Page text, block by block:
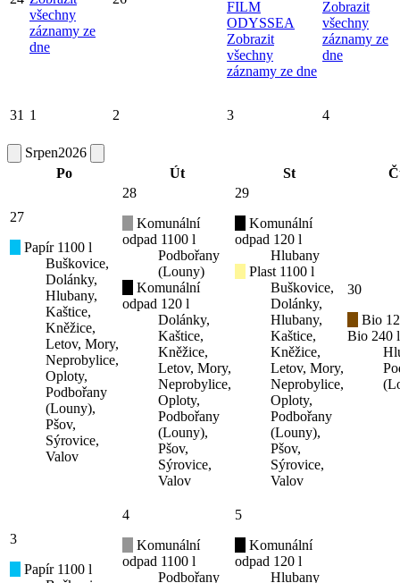
všechny
záznamy ze
dne
FILM
ODYSSEA
Zobrazit
všechny
záznamy ze dne
Zobrazit
všechny
záznamy ze
dne
31 1 2 3 4
Srpen2026
Po
Út St
27
Papír 1100 l
Buškovice,
Dolánky,
Hlubany,
Kaštice,
Kněžice,
Letov, Mory,
Neprobylice,
Oploty,
Podbořany
(Louny),
Pšov,
Sýrovice,
Valov
28
Komunální
odpad 1100 l
Podbořany
(Louny)
Komunální
odpad 120 l
Dolánky,
Kaštice,
Kněžice,
Letov, Mory,
Neprobylice,
Oploty,
Podbořany
(Louny),
Pšov,
Sýrovice,
Valov
29
Komunální
odpad 120 l
Hlubany
Plast 1100 l
Buškovice,
Dolánky,
Hlubany,
Kaštice,
Kněžice,
Letov, Mory,
Neprobylice,
Oploty,
Podbořany
(Louny),
Pšov,
Sýrovice,
Valov
30
Bio
Bio 240 l
3
Papír 1100 l
4
Komunální
odpad 1100 l
Podbořany
5
Komunální
odpad 120 l
Hlubany